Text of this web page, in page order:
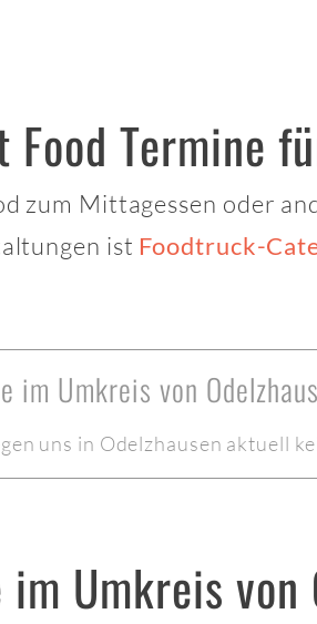
Termine
zum Mittagessen oder
ist Foodtruck-
Umkreis von
uns in Odelzhausen aktuell
Umkreis von